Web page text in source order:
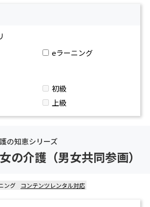
eラーニング
初級
上級
の知恵シリーズ
の介護（男女共同参画）
ング コンテンツレンタル対応